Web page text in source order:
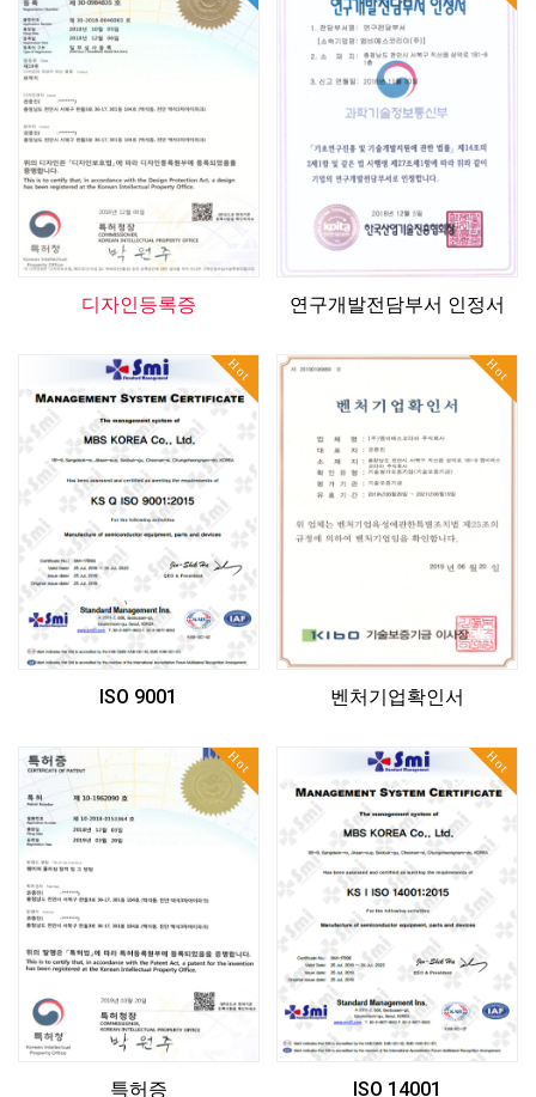
디자인등록증 연구개발전담부서 인정서
Hot
ISO 9001
Hot
벤처기업확인서
Hot
특허증
Hot
ISO 14001